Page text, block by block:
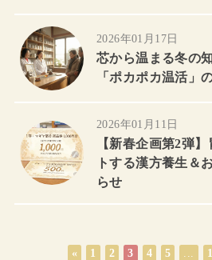
2026年01月17日
芯から温まる冬の
「ポカポカ温活」
2026年01月11日
【新春企画第2弾
トする漢方養生＆
らせ
« 1 2 3 4 5